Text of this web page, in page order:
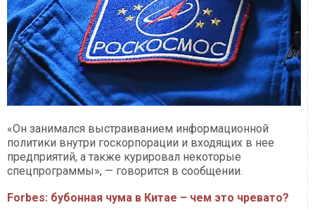
«Он занимался выстраиванием информационной
политики внутри госкорпорации и входящих в нее
предприятий, а также курировал некоторые
спецпрограммы», — говорится в сообщении.
Forbes: бубонная чума в Китае – чем это чревато?